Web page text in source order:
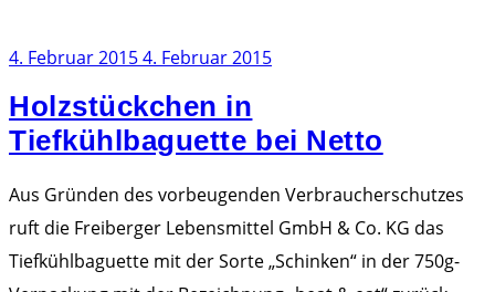
4. Februar 20154. Februar 2015
Holzstückchen in
Tiefkühlbaguette bei Netto
Aus Gründen des vorbeugenden Verbraucherschutzes
ruft die Freiberger Lebensmittel GmbH & Co. KG das
Tiefkühlbaguette mit der Sorte „Schinken“ in der 750g-